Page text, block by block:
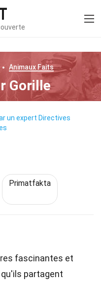
Animaux Faits
Gorille
un expert Directives
Primatfakta
fascinantes et
qu'ils partagent